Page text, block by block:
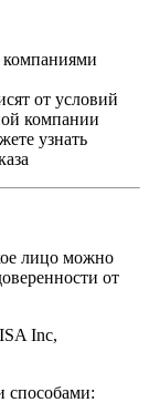
компаниями
от условий
компании
узнать
лицо можно
от
Inc,
способами: